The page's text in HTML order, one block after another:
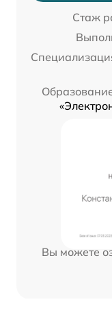
Стаж
Вы можете